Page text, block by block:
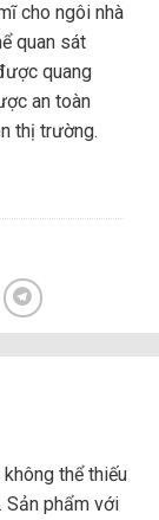
cho ngôi nhà
quan sát
quang
an toàn
thị trường.
thể thiếu
Sản phẩm với